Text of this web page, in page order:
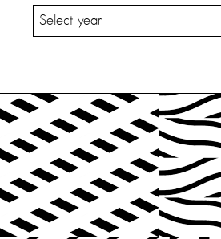
V
A
T
S
E